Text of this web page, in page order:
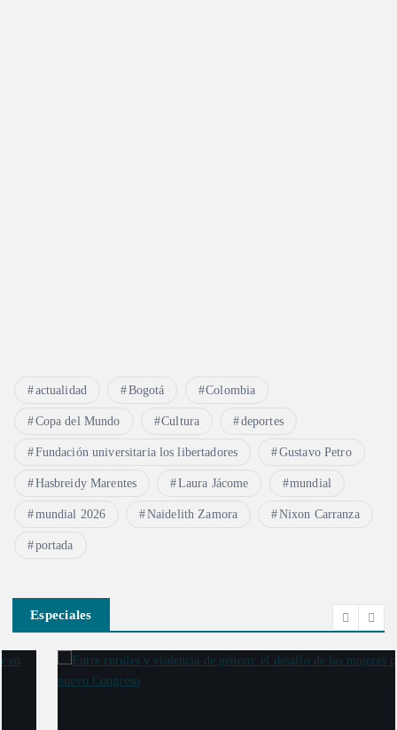
actualidad Bogotá Colombia
Copa del Mundo Cultura deportes
Fundación universitaria los libertadores Gustavo Petro
Hasbreidy Marentes Laura Jácome mundial
mundial 2026 Naidelith Zamora Nixon Carranza
portada
Especiales